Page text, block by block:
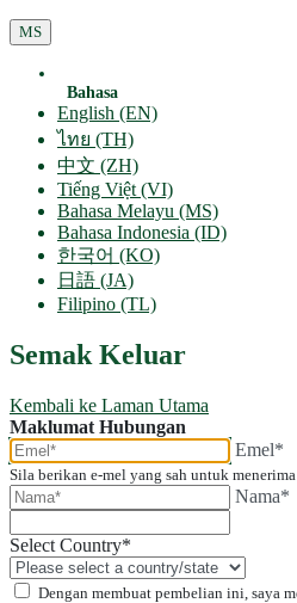
MS
Bahasa
English (EN)
ไทย (TH)
中文 (ZH)
Tiếng Việt (VI)
Bahasa Melayu (MS)
Bahasa Indonesia (ID)
한국어 (KO)
日語 (JA)
Filipino (TL)
Semak Keluar
Kembali ke Laman Utama
Maklumat Hubungan
Emel*
Sila berikan e-mel yang sah untuk menerima
Nama*
Select Country*
Dengan membuat pembelian ini, saya